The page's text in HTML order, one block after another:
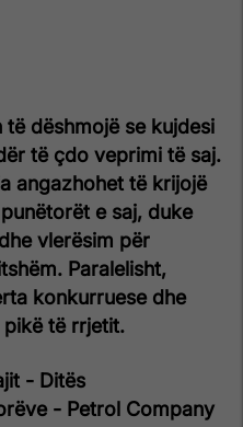
të dëshmojë se kujdesi
të çdo veprimi të saj.
angazhohet të krijojë
e saj, duke
vlerësim për
Paralelisht,
konkurruese dhe
pikë të rrjetit.
- Ditës
- Petrol Company